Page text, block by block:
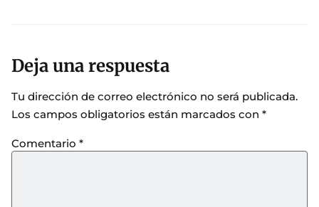
Deja una respuesta
Tu dirección de correo electrónico no será publicada.
Los campos obligatorios están marcados con *
Comentario *